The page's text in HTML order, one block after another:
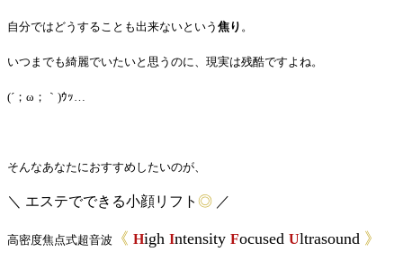
自分ではどうすることも出来ないという 焦り 。
いつまでも綺麗でいたいと思うのに、現実は残酷ですよね。
(´；ω；｀)ｳｯ…
そんなあなたにおすすめしたいのが、
＼ エステでできる小顔リフト ◎ ／
高密度焦点式超音波 《 High Intensity Focused Ultrasound 》